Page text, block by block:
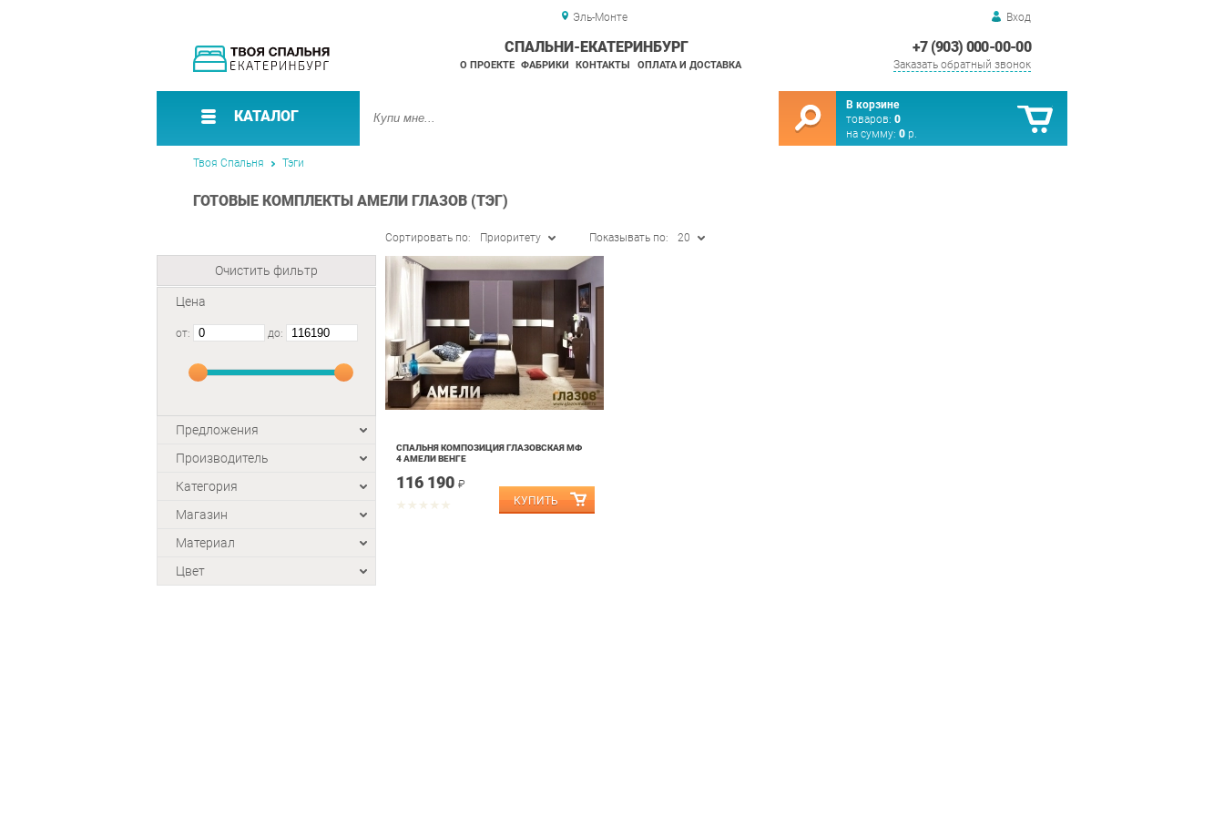
Эль-Монте Вход
+7 (903) 000-00-00
Заказать обратный звонок
СПАЛЬНИ-ЕКАТЕРИНБУРГ
О ПРОЕКТЕ ФАБРИКИ КОНТАКТЫ ОПЛАТА И ДОСТАВКА
КАТАЛОГ
В корзине
товаров: 0
на сумму: 0 р.
Твоя Спальня Тэги
ГОТОВЫЕ КОМПЛЕКТЫ АМЕЛИ ГЛАЗОВ (ТЭГ)
Очистить фильтр
Цена
от: до:
Предложения
Производитель
Категория
Магазин
Материал
Цвет
Сортировать по: Приоритету Показывать по: 20
СПАЛЬНЯ КОМПОЗИЦИЯ ГЛАЗОВСКАЯ МФ
4 АМЕЛИ ВЕНГЕ
116 190 ₽